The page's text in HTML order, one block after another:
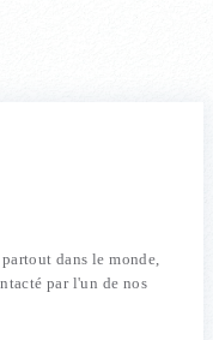
dans le monde,
par l'un de nos